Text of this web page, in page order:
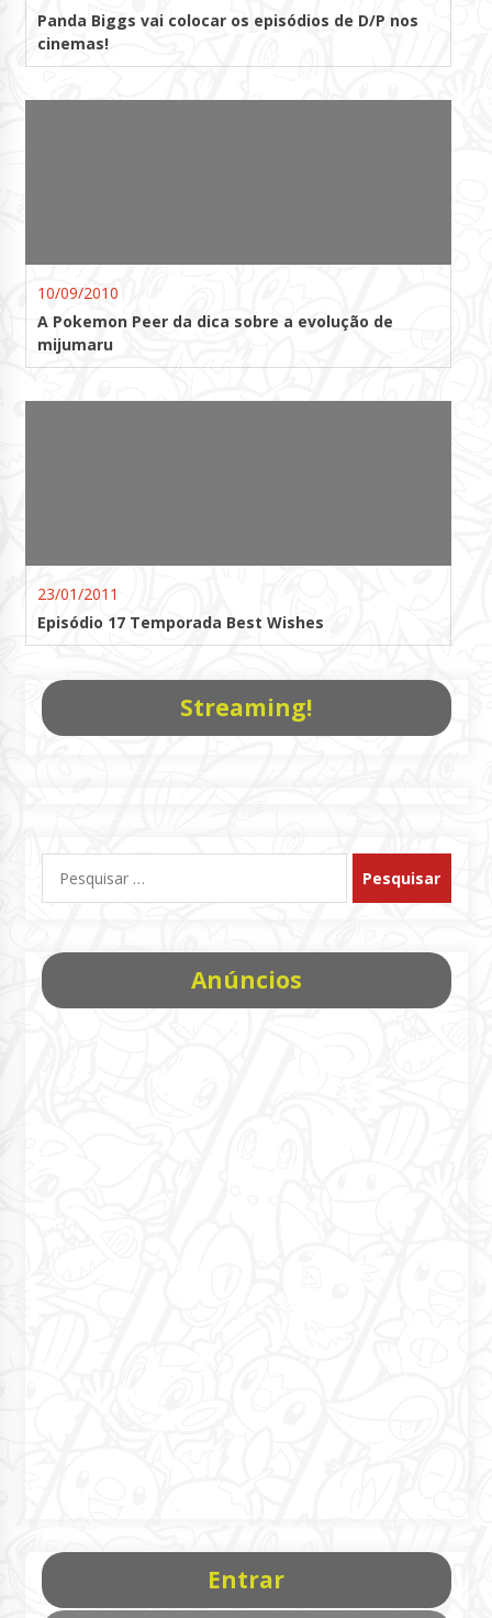
Panda Biggs vai colocar os episódios de D/P nos
cinemas!
10/09/2010
A Pokemon Peer da dica sobre a evolução de
mijumaru
23/01/2011
Episódio 17 Temporada Best Wishes
Streaming!
por:
Anúncios
Entrar